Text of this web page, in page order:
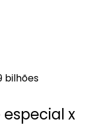
bilhões
x